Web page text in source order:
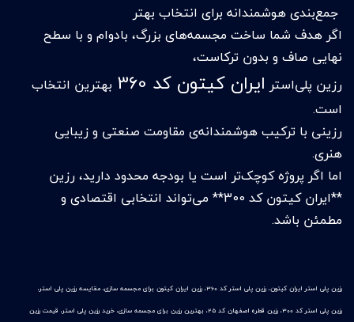
جمع‌بندی هوشمندانه برای انتخاب بهتر
اگر هدف شما ساخت مجسمه‌های بزرگ، بادوام و با سطح
نهایی صاف و بدون ترکاست،
رزین پلی‌استر ایران کیتون کد 360
بهترین انتخاب
است.
رزینی با ترکیب هوشمندانه‌ی مقاومت صنعتی و زیبایی
هنری.
اما اگر پروژه کوچک‌تر است یا بودجه محدود دارید، رزین
**ایران کیتون کد 300** می‌تواند انتخابی اقتصادی و
مطمئن باشد.
رزین پلی استر ایران کیتون، رزین پلی استر کد 360، رزین ایران کیتون برای مجسمه سازی، مقایسه رزین پلی استر،
رزین پلی استر کد 300، رزین قطره اصفهان کد 25، بهترین رزین برای مجسمه سازی، خرید رزین پلی استر، قیمت رزین